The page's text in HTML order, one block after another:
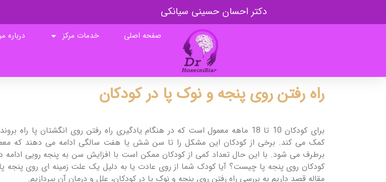
دکتر احسان حسینی سیانکی
صفحه اصلی خدمات مرکز درباره
راه رفتن روی پنجه و نوک پا در کودکان
برای کودکان 10 تا 18 ماهه معمول است که در هنگام یادگیری راه رفتن روی انگشتان پا راه
کمک می کند. برخی از کودکان این مشکل را تا سن شش یا هفت سالگی ادامه می دهند که
برطرف می شود. با این حال تعداد کمی از کودکان ممکن است با افزایش سن به پنجه رویی ادامه
کودکان روی پنجه پا چیست؟ آیا کودک شما از روی عادت یا به دلیل یک علت زمینه ای روی پنجه پا
مقاله قصد داریم به بررسی راه رفتن روی پنجه و نوک پا در کودکان، علل و درمان آن بپردازیم.